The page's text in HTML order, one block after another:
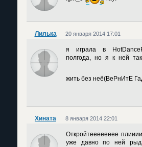
Лилька 20 января 2014 17:01
я играла в
полгода, но я к ней
жить без неё(ВеРнИтЕ
Хината 8 января 2014 22:01
Откройтееееееее
уже давно по ней